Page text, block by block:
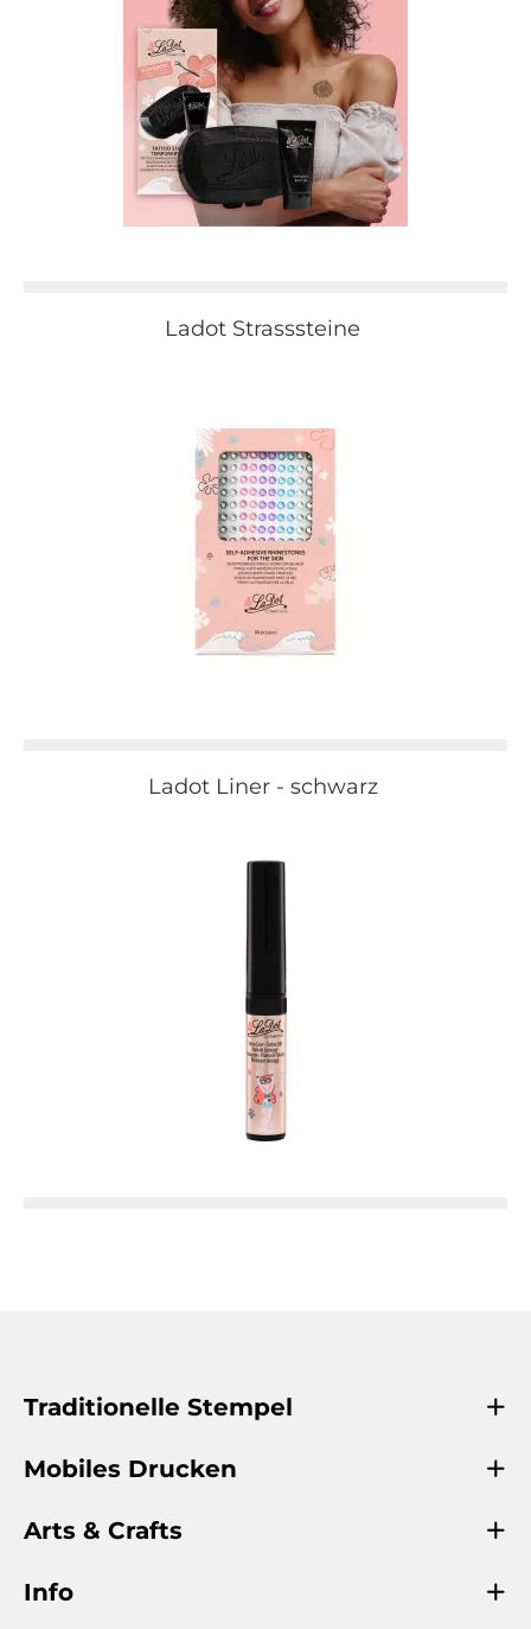
Ladot Strasssteine
Ladot Liner - schwarz
Traditionelle Stempel
Mobiles Drucken
Arts & Crafts
Info